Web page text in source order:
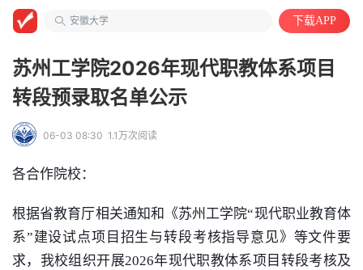
安徽大学
下载APP
苏州工学院2026年现代职教体系项目
转段预录取名单公示
06-03 08:30 1.1万次阅读
各合作院校：
根据省教育厅相关通知和《苏州工学院“现代职业教育体
系”建设试点项目招生与转段考核指导意见》等文件要
求，我校组织开展2026年现代职教体系项目转段考核及